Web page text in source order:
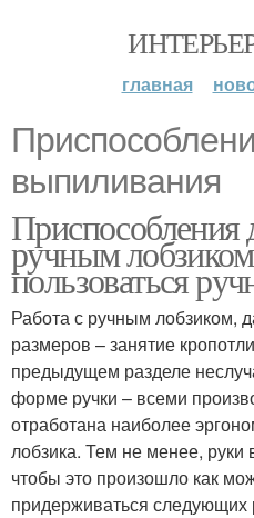
главная
выпиливания
Приспособления
ручным
пользоваться
Работа с ручным лобзиком,
размеров – занятие
предыдущем разделе
форме ручки – всеми
отработана наиболее
лобзика. Тем не менее, руки
чтобы это произошло как
придерживаться следующих